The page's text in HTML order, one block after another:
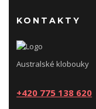
KONTAKTY
Australské klobouky
+420 775 138 620